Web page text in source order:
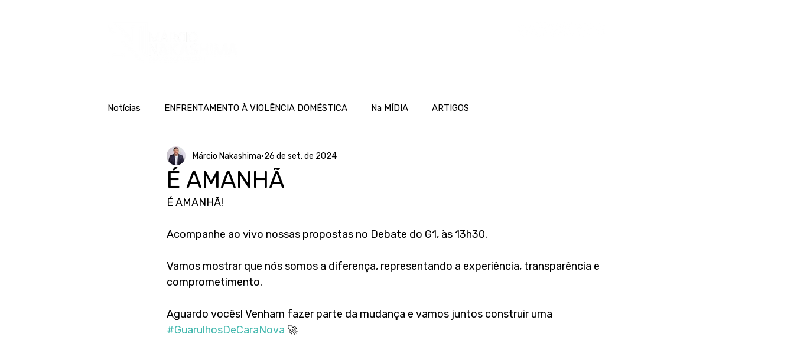
Notícias ENFRENTAMENTO À VIOLÊNCIA DOMÉSTICA Na MÍDIA ARTIGOS
É AMANHÃ
Márcio Nakashima 26 de set. de 2024
É AMANHÃ!
Acompanhe ao vivo nossas propostas no Debate do G1, às 13h30.
Vamos mostrar que nós somos a diferença, representando a experiência, transparência e
comprometimento.
Aguardo vocês! Venham fazer parte da mudança e vamos juntos construir uma
#GuarulhosDeCaraNova 🚀